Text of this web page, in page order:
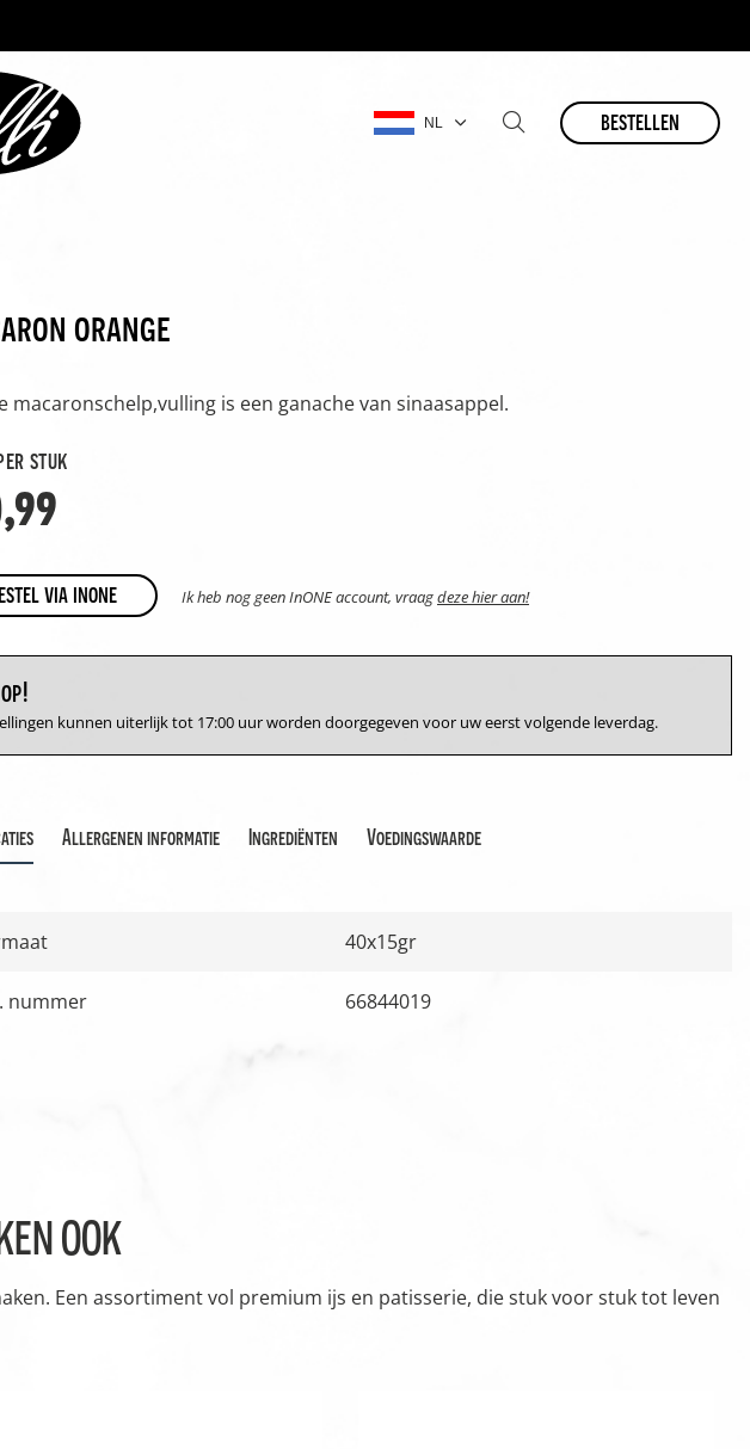
NL bestellen
orange
macaronschelp,vulling is een ganache van sinaasappel.
stuk
via inone Ik heb nog geen InONE account, vraagdeze hier aan!
kunnen uiterlijk tot 17:00 uur worden doorgegeven voor uw eerst volgende leverdag.
Allergenen informatie Ingrediënten Voedingswaarde
40x15gr
nummer 66844019
OOK
Een assortiment vol premium ijs en patisserie, die stuk voor stuk tot leven